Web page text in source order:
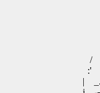
-=
' ／ -
/ /,ィﾌ
-=ﾆｱ /
/ /(こ) ＼
:' /孑=
| _... ィ